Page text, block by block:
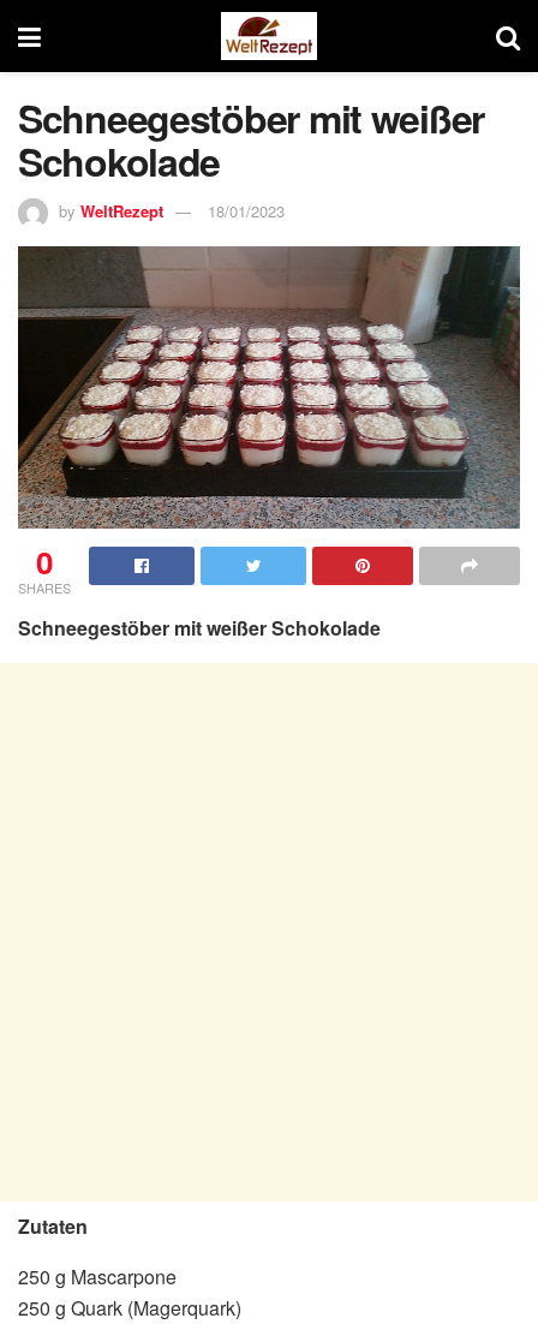
Schneegestöber mit weißer
Schokolade
by WeltRezept 18/01/2023
0
SHARES
Schneegestöber mit weißer Schokolade
Zutaten
250 g Mascarpone
250 g Quark (Magerquark)